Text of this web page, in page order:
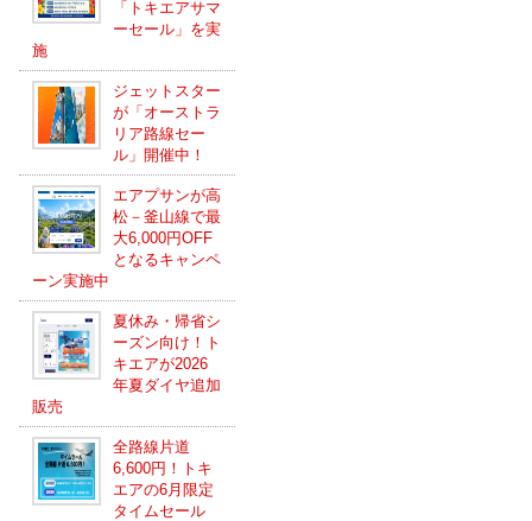
「トキエアサマ
ーセール」を実
施
ジェットスター
が「オーストラ
リア路線セー
ル」開催中！
エアプサンが高
松－釜山線で最
大6,000円OFF
となるキャンペ
ーン実施中
夏休み・帰省シ
ーズン向け！ト
キエアが2026
年夏ダイヤ追加
販売
全路線片道
6,600円！トキ
エアの6月限定
タイムセール